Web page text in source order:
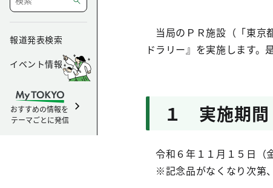
報道発表検索
イベント情報
おすすめの情報を
テーマごとに発信
当局のＰＲ施設（「東京
ドラリー』を実施します。
１ 実施期間
令和６年１１月１５日（
※記念品がなくなり次第